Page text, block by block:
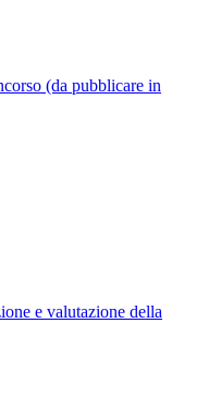
(da pubblicare in
e valutazione della